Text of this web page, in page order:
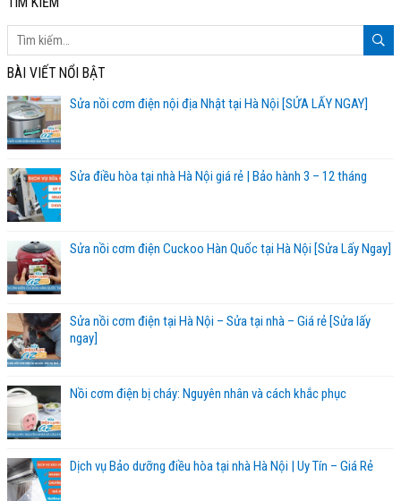
BÀI VIẾT NỔI BẬT
Sửa nồi cơm điện nội địa Nhật tại Hà Nội [SỬA LẤY NGAY]
Sửa điều hòa tại nhà Hà Nội giá rẻ | Bảo hành 3 – 12 tháng
Sửa nồi cơm điện Cuckoo Hàn Quốc tại Hà Nội [Sửa Lấy Ngay]
Sửa nồi cơm điện tại Hà Nội – Sửa tại nhà – Giá rẻ [Sửa lấy
ngay]
Nồi cơm điện bị cháy: Nguyên nhân và cách khắc phục
Dịch vụ Bảo dưỡng điều hòa tại nhà Hà Nội | Uy Tín – Giá Rẻ